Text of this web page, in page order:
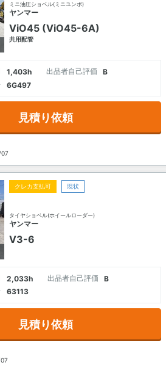
ミニ油圧ショベル(ミニユンボ)
ヤンマー
ViO45 (ViO45-6A)
共用配管
1,403h 出品者自己評価
B
6G497
見積り依頼
クレカ支払可 現状
タイヤショベル(ホイールローダー)
ヤンマー
V3-6
2,033h 出品者自己評価
B
63113
見積り依頼